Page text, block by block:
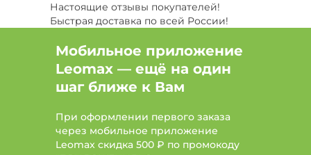
Цвет Бежевый, Размер 42-44, Длина макси
Сезон Демисезон, Тип ветровка
Цвет Серый, Размер 46-48, Длина миди
Цвет Серый, Сезон Демисезон, Тип шуба
Настоящие отзывы покупателей!
Быстрая доставка по всей России!
Мобильное приложение
Leomax — ещё на один
шаг ближе к Вам
При оформлении первого заказа
через мобильное приложение
Leomax скидка 500 ₽ по промокоду